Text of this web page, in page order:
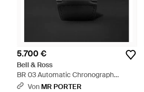
5.700 €
Bell & Ross
BR 03 Automatic Chronograph
Stainless Steel Watch - Schwarz
Von MR PORTER